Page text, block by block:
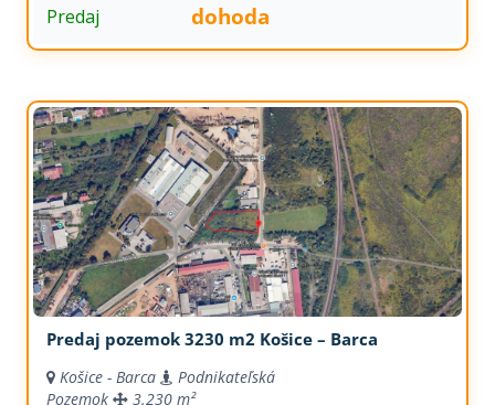
Predaj dohoda
Predaj pozemok 3230 m2 Košice – Barca
Košice - Barca
Podnikateľská
Pozemok
3.230 m²